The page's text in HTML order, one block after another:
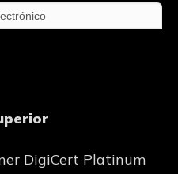
DigiCert Platinum